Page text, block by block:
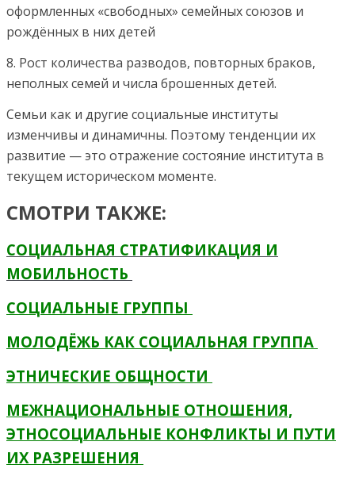
оформленных «свободных» семейных союзов и
рождённых в них детей
8. Рост количества разводов, повторных браков,
неполных семей и числа брошенных детей.
Семьи как и другие социальные институты
изменчивы и динамичны. Поэтому тенденции их
развитие — это отражение состояние института в
текущем историческом моменте.
СМОТРИ ТАКЖЕ:
СОЦИАЛЬНАЯ СТРАТИФИКАЦИЯ И
МОБИЛЬНОСТЬ
СОЦИАЛЬНЫЕ ГРУППЫ
МОЛОДЁЖЬ КАК СОЦИАЛЬНАЯ ГРУППА
ЭТНИЧЕСКИЕ ОБЩНОСТИ
МЕЖНАЦИОНАЛЬНЫЕ ОТНОШЕНИЯ,
ЭТНОСОЦИАЛЬНЫЕ КОНФЛИКТЫ И ПУТИ
ИХ РАЗРЕШЕНИЯ